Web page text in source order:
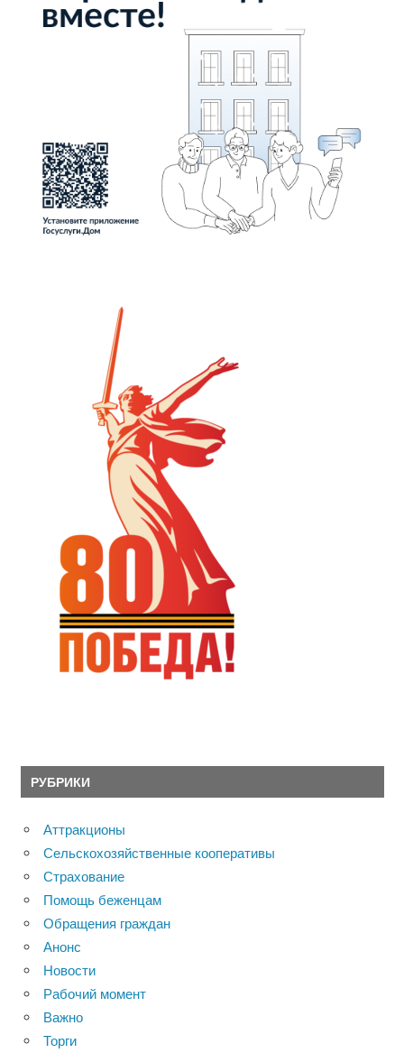
РУБРИКИ
Аттракционы
Сельскохозяйственные кооперативы
Страхование
Помощь беженцам
Обращения граждан
Анонс
Новости
Рабочий момент
Важно
Торги